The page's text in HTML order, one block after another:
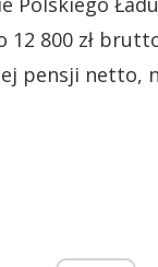
12 800 zł
pensji netto,